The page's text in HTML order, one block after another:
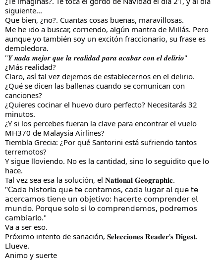
siguiente...
Que bien, ¿no?. Cuantas cosas buenas, maravillosas.
Me he ido a buscar, corriendo, algún mantra de Millás. Pero
aunque yo también soy un excitón fraccionario, su frase es
demoledora.
"𝒀 𝒏𝒂𝒅𝒂 𝒎𝒆𝒋𝒐𝒓 𝒒𝒖𝒆 𝒍𝒂 𝒓𝒆𝒂𝒍𝒊𝒅𝒂𝒅 𝒑𝒂𝒓𝒂 𝒂𝒄𝒂𝒃𝒂𝒓 𝒄𝒐𝒏 𝒆𝒍 𝒅𝒆𝒍𝒊𝒓𝒊𝒐"
¿Más realidad?
Claro, así tal vez dejemos de establecernos en el delirio.
¿Qué se dicen las ballenas cuando se comunican con
canciones?
¿Quieres cocinar el huevo duro perfecto? Necesitarás 32
minutos.
¿Y si los percebes fueran la clave para encontrar el vuelo
MH370 de Malaysia Airlines?
Tiembla Grecia: ¿Por qué Santorini está sufriendo tantos
terremotos?
Y sigue lloviendo. No es la cantidad, sino lo seguidito que lo
hace.
Tal vez sea esa la solución, el 𝐍𝐚𝐭𝐢𝐨𝐧𝐚𝐥 𝐆𝐞𝐨𝐠𝐫𝐚𝐩𝐡𝐢𝐜.
"𝖢𝖺𝖽𝖺 𝗁𝗂𝗌𝗍𝗈𝗋𝗂𝖺 𝗊𝗎𝖾 𝗍𝖾 𝖼𝗈𝗇𝗍𝖺𝗆𝗈𝗌, 𝖼𝖺𝖽𝖺 𝗅𝗎𝗀𝖺𝗋 𝖺𝗅 𝗊𝗎𝖾 𝗍𝖾
𝖺𝖼𝖾𝗋𝖼𝖺𝗆𝗈𝗌 𝗍𝗂𝖾𝗇𝖾 𝗎𝗇 𝗈𝖻𝗃𝖾𝗍𝗂𝗏𝗈: 𝗁𝖺𝖼𝖾𝗋𝗍𝖾 𝖼𝗈𝗆𝗉𝗋𝖾𝗇𝖽𝖾𝗋 𝖾𝗅
𝗆𝗎𝗇𝖽𝗈. 𝖯𝗈𝗋𝗊𝗎𝖾 𝗌𝗈𝗅𝗈 𝗌𝗂 𝗅𝗈 𝖼𝗈𝗆𝗉𝗋𝖾𝗇𝖽𝖾𝗆𝗈𝗌, 𝗉𝗈𝖽𝗋𝖾𝗆𝗈𝗌
𝖼𝖺𝗆𝖻𝗂𝖺𝗋𝗅𝗈."
Va a ser eso.
Próximo intento de sanación, 𝐒𝐞𝐥𝐞𝐜𝐜𝐢𝐨𝐧𝐞𝐬 𝐑𝐞𝐚𝐝𝐞𝐫'𝐬 𝐃𝐢𝐠𝐞𝐬𝐭.
Llueve.
Animo y suerte